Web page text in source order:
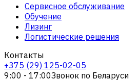
Сервисное обслуживание
Обучение
Лизинг
Логистические решения
Контакты
+375 (29) 125-02-05
9:00 - 17:00Звонок по Беларуси